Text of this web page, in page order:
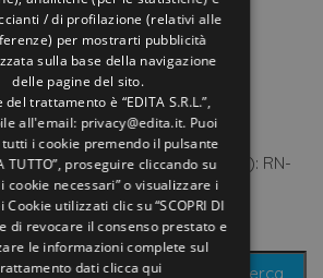
13/05/1992
08/1992
IVA: 02195340407
(PEC):
amministrativo (Rea): RN-
di capitali): 18.200,00
GERMAN
FRENCH
/ di profilazione (relativi alle
per mostrarti pubblicità
sulla base della navigazione
delle pagine del sito.
trattamento è “EDITA S.R.L.”,
all'email: privacy@edita.it. Puoi
i cookie premendo il pulsante
TUTTO”, proseguire cliccando su
i cookie necessari” o visualizzare i
utilizzati clic su “SCOPRI DI
di revocare il consenso prestato e
le informazioni complete sul
dati clicca qui